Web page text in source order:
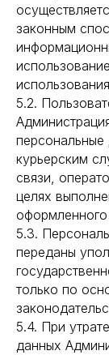
законным
5.2.
персональные
курьерским
связи,
целях
5.3.
переданы
только по
5.4. При
данных